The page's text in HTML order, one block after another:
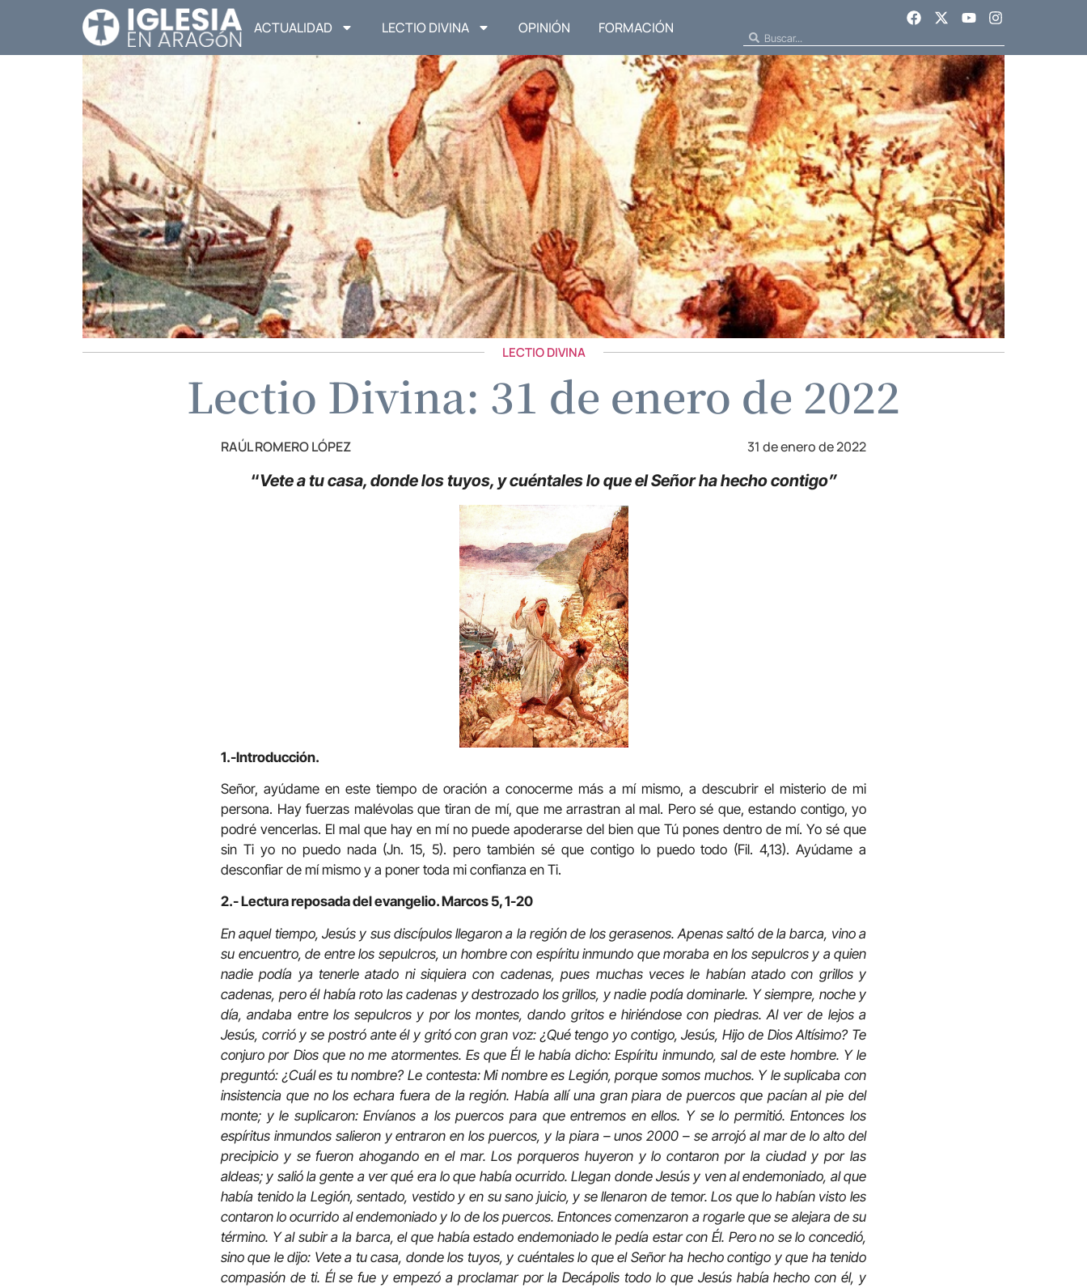
ACTUALIDAD LECTIO DIVINA OPINIÓN FORMACIÓN
LECTIO DIVINA
Lectio Divina: 31 de enero de 2022
RAÚL ROMERO LÓPEZ 31 de enero de 2022
“Vete a tu casa, donde los tuyos, y cuéntales lo que el Señor ha hecho contigo”
1.-Introducción.
Señor, ayúdame en este tiempo de oración a conocerme más a mí mismo, a descubrir el misterio de mi
persona. Hay fuerzas malévolas que tiran de mí, que me arrastran al mal. Pero sé que, estando contigo, yo
podré vencerlas. El mal que hay en mí no puede apoderarse del bien que Tú pones dentro de mí. Yo sé que
sin Ti yo no puedo nada (Jn. 15, 5). pero también sé que contigo lo puedo todo (Fil. 4,13). Ayúdame a
desconfiar de mí mismo y a poner toda mi confianza en Ti.
2.- Lectura reposada del evangelio. Marcos 5, 1-20
En aquel tiempo, Jesús y sus discípulos llegaron a la región de los gerasenos. Apenas saltó de la barca, vino a
su encuentro, de entre los sepulcros, un hombre con espíritu inmundo que moraba en los sepulcros y a quien
nadie podía ya tenerle atado ni siquiera con cadenas, pues muchas veces le habían atado con grillos y
cadenas, pero él había roto las cadenas y destrozado los grillos, y nadie podía dominarle. Y siempre, noche y
día, andaba entre los sepulcros y por los montes, dando gritos e hiriéndose con piedras. Al ver de lejos a
Jesús, corrió y se postró ante él y gritó con gran voz: ¿Qué tengo yo contigo, Jesús, Hijo de Dios Altísimo? Te
conjuro por Dios que no me atormentes. Es que Él le había dicho: Espíritu inmundo, sal de este hombre. Y le
preguntó: ¿Cuál es tu nombre? Le contesta: Mi nombre es Legión, porque somos muchos. Y le suplicaba con
insistencia que no los echara fuera de la región. Había allí una gran piara de puercos que pacían al pie del
monte; y le suplicaron: Envíanos a los puercos para que entremos en ellos. Y se lo permitió. Entonces los
espíritus inmundos salieron y entraron en los puercos, y la piara – unos 2000 – se arrojó al mar de lo alto del
precipicio y se fueron ahogando en el mar. Los porqueros huyeron y lo contaron por la ciudad y por las
aldeas; y salió la gente a ver qué era lo que había ocurrido. Llegan donde Jesús y ven al endemoniado, al que
había tenido la Legión, sentado, vestido y en su sano juicio, y se llenaron de temor. Los que lo habían visto les
contaron lo ocurrido al endemoniado y lo de los puercos. Entonces comenzaron a rogarle que se alejara de su
término. Y al subir a la barca, el que había estado endemoniado le pedía estar con Él. Pero no se lo concedió,
sino que le dijo: Vete a tu casa, donde los tuyos, y cuéntales lo que el Señor ha hecho contigo y que ha tenido
compasión de ti. Él se fue y empezó a proclamar por la Decápolis todo lo que Jesús había hecho con él, y